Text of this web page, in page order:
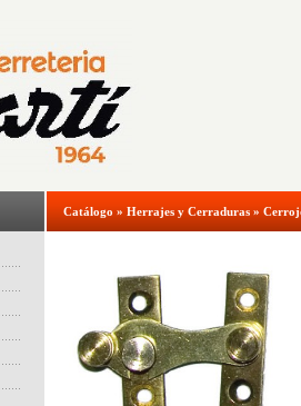
Catálogo » Herrajes y Cerraduras »